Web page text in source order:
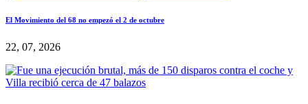
El Movimiento del 68 no empezó el 2 de octubre
22, 07, 2026